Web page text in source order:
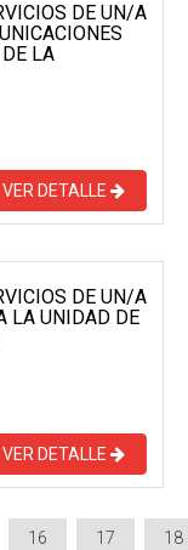
DE UN/A
LA
VER DETALLE
DE UN/A
LA UNIDAD DE
VER DETALLE
16 17 18